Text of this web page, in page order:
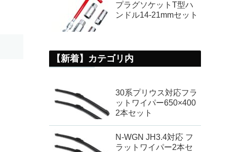
プラグソケットT型ハ
ンドル14-21mmセット
【新着】カテゴリ内
30系プリウス対応フラ
ットワイパー650×400
2本セット
N-WGN JH3.4対応 フ
ラットワイパー2本セ